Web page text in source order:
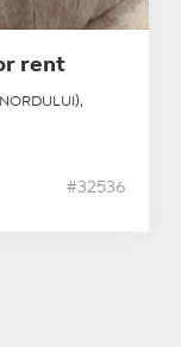
rent
#32536